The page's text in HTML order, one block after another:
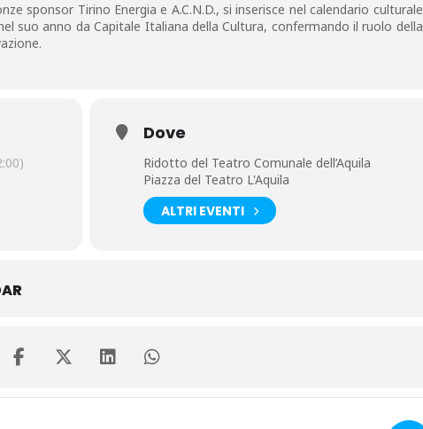
sponsor Tirino Energia e A.C.N.D., si inserisce nel calendario culturale
suo anno da Capitale Italiana della Cultura, confermando il ruolo della
Dove
Ridotto del Teatro Comunale dell’Aquila
Piazza del Teatro L'Aquila
ALTRI EVENTI